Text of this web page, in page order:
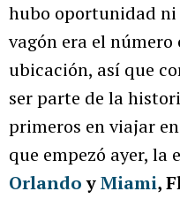
hubo oportunidad ni
vagón era el
ubicación, así que
ser parte de la
primeros en viajar
que empezó ayer, la
OrlandoyMiami,